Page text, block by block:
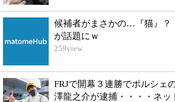
候補者がまさかの…『猫』？
が話題にｗ
259view
FRJで開幕３連勝でポルシェ
澤龍之介が逮捕・・・・ネッ